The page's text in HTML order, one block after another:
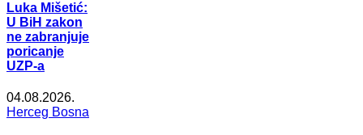
Luka Mišetić:
U BiH zakon
ne zabranjuje
poricanje
UZP-a
04.08.2026.
Herceg Bosna